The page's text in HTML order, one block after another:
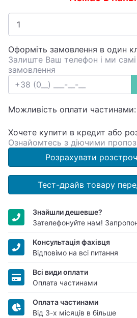
Оформіть замовлення в один
Залиште Ваш телефон і ми
замовлення
Можливість оплати частинами:
Хочете купити в кредит або
Ознайомтесь з діючими
Розрахувати
Тест-драйв товару
Знайшли дешевше?
Зателефонуйте нам!
Консультація фахівця
Відповімо на всі питання
Всі види оплати
Оплата частинами
Оплата частинами
Від 3-х місяців в більше